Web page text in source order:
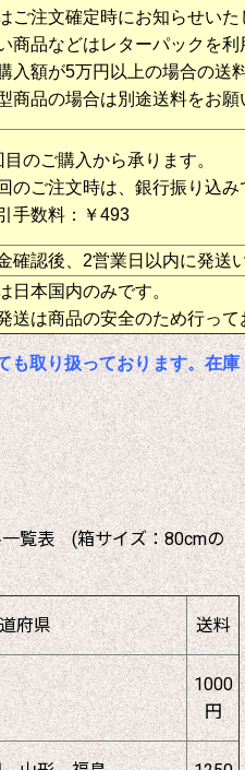
ご注文確定時にお知らせいた
商品などはレターパックを利
入額が5万円以上の場合の送
商品の場合は別途送料をお願
目のご購入から承ります。
のご注文時は、銀行振り込
手数料：￥493
確認後、2営業日以内に発送
日本国内のみです。
送は商品の安全のため行って
取り扱っております。在庫
表 (箱サイズ：80cmの
府県 送料
1000
円